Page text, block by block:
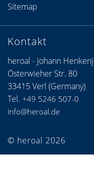
Kontakt
heroal - Johann
Österwieher Str. 80
33415 Verl (Germany)
Tel. +49 5246 507-0
info@heroal.de
Sitemap
© heroal 2026